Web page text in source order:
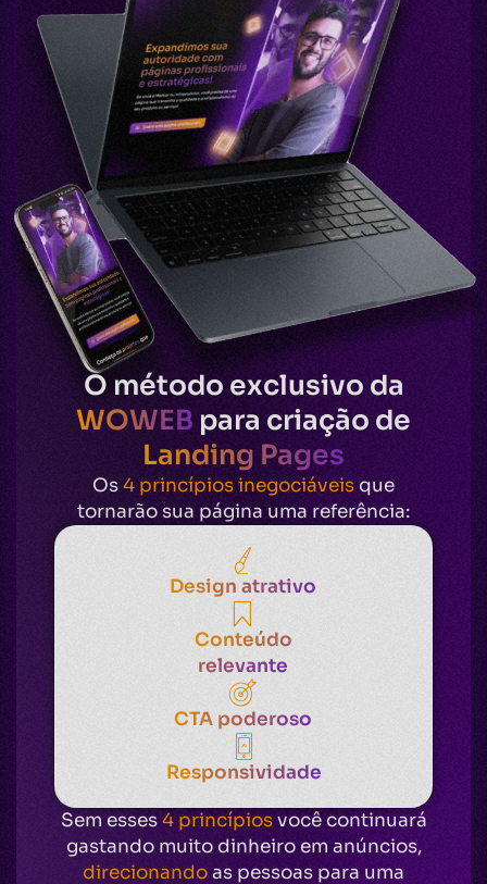
O método exclusivo da
WOWEB para criação de
Landing Pages
Os4 princípios inegociáveisque
tornarão sua página uma referência:
Design atrativo
Conteúdo
relevante
CTA poderoso
Responsividade
Sem esses4 princípiosvocê continuará
gastando muito dinheiro em anúncios,
direcionandoas pessoas para uma